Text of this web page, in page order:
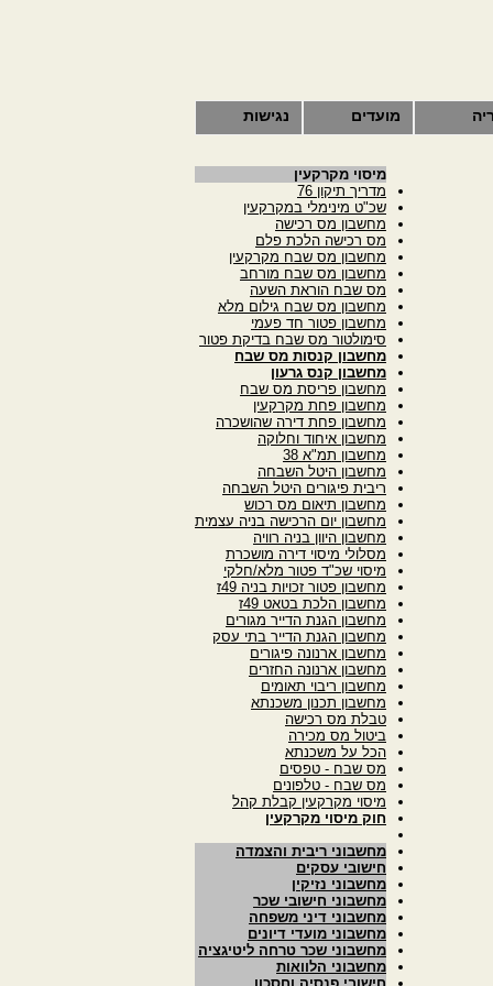
מועדים נגישות
מיסוי מקרקעין
מדריך תיקון 76
שכ"ט מינימלי במקרקעין
מחשבון מס רכישה
מס רכישה הלכת פלם
מחשבון מס שבח מקרקעין
מחשבון מס שבח מורחב
מס שבח הוראת השעה
מחשבון מס שבח גילום מלא
מחשבון פטור חד פעמי
סימולטור מס שבח בדיקת פטור
מחשבון קנסות מס שבח
מחשבון קנס גרעון
מחשבון פריסת מס שבח
מחשבון פחת מקרקעין
מחשבון פחת דירה שהושכרה
מחשבון איחוד וחלוקה
מחשבון תמ"א 38
מחשבון היטל השבחה
ריבית פיגורים היטל השבחה
מחשבון תיאום מס רכוש
מחשבון יום הרכישה בניה עצמית
מחשבון היוון בניה רוויה
מסלולי מיסוי דירה מושכרת
מיסוי שכ"ד פטור מלא/חלקי
מחשבון פטור זכויות בניה 49ז
מחשבון הלכת בטאט 49ז
מחשבון הגנת הדייר מגורים
מחשבון הגנת הדייר בתי עסק
מחשבון ארנונה פיגורים
מחשבון ארנונה החזרים
מחשבון ריבוי תאומים
מחשבון תכנון משכנתא
טבלת מס רכישה
ביטול מס מכירה
הכל על משכנתא
מס שבח - טפסים
מס שבח - טלפונים
מיסוי מקרקעין קבלת קהל
חוק מיסוי מקרקעין
מחשבוני ריבית והצמדה
חישובי עסקים
מחשבוני נזיקין
מחשבוני חישובי שכר
מחשבוני דיני משפחה
מחשבוני מועדי דיונים
מחשבוני שכר טרחה ליטיגציה
מחשבוני הלוואות